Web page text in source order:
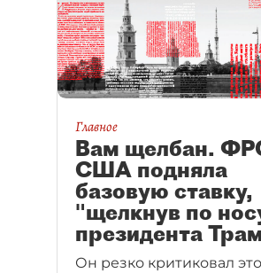
застопорить процесс
опасения инвесторов из-
нестабильной
ситуации в России, а
ограничительные
Главное
Вам щелбан.
США подняла
базовую ставку,
"щелкнув по
президента
Он резко критиковал